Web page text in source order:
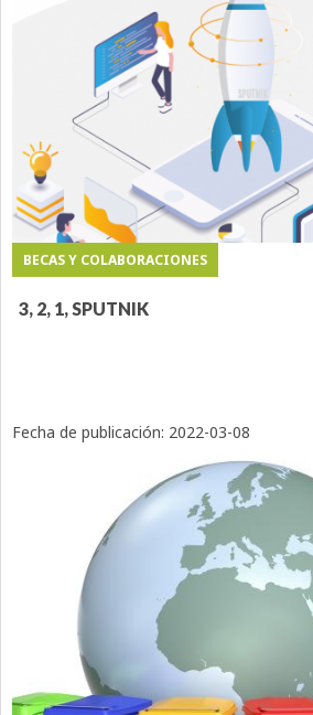
BECAS Y COLABORACIONES
3, 2, 1, SPUTNIK
Fecha de publicación: 2022-03-08